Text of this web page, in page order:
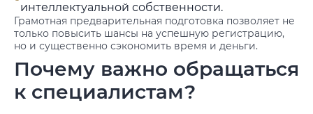
интеллектуальной собственности.
Грамотная предварительная подготовка позволяет не
только повысить шансы на успешную регистрацию,
но и существенно сэкономить время и деньги.
Почему важно обращаться
к специалистам?